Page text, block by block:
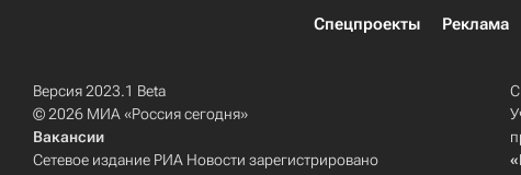
Спецпроекты
Реклама
Версия 2023.1 Beta
© 2026 МИА «Россия сегодня»
Вакансии
Сетевое издание РИА Новости зарегистрировано